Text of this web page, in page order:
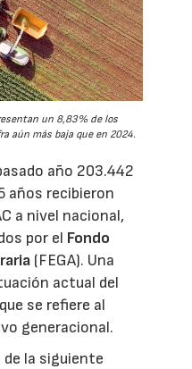
un 8,83% de los
aún más baja que en 2024.
año 203.442
años recibieron
a nivel nacional,
por el Fondo
(FEGA). Una
actual del
se refiere al
generacional.
la siguiente